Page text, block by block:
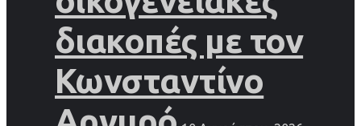
διακοπές με τον
Κωνσταντίνο